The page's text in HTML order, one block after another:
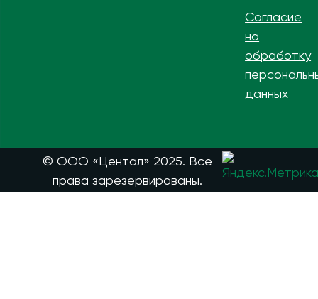
Согласие
на
обработку
данных
© ООО «Центал» 2025. Все
права зарезервированы.